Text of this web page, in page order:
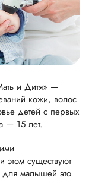
и Дитя» —
кожи, волос
детей с первых
— 15 лет.
этом существуют
для малышей это